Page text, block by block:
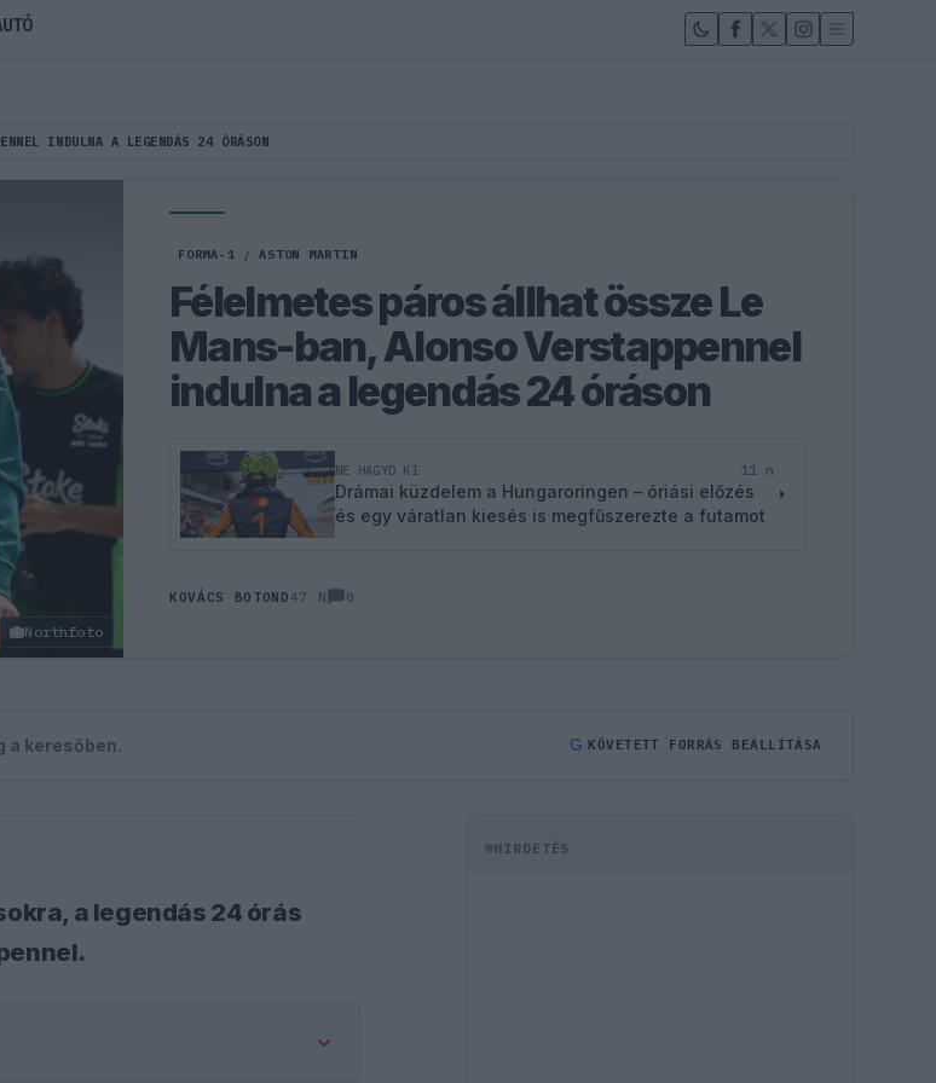
INDULNA A LEGENDÁS 24 ÓRÁSON
Northfoto
FORMA-1 / ASTON MARTIN
Félelmetes páros állhat össze Le
Mans-ban, Alonso Verstappennel
indulna a legendás 24 óráson
NE HAGYD KI 11 n
Drámai küzdelem a Hungaroringen – óriási előzés
és egy váratlan kiesés is megfűszerezte a futamot
KOVÁCS BOTOND47 N 0
a keresőben. G KÖVETETT FORRÁS BEÁLLÍTÁSA
a legendás 24 órás
HIRDETÉS